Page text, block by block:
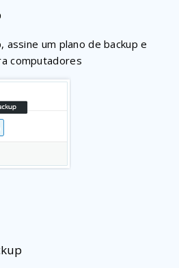
assine um plano de backup e
computadores